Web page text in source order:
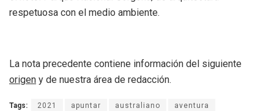
respetuosa con el medio ambiente.
La nota precedente contiene información del siguiente
origen y de nuestra área de redacción.
Tags: 2021 apuntar australiano aventura